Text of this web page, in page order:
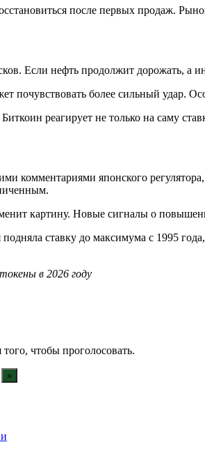
после первых продаж.
Если нефть продолжит дорожать, а
почувствовать более сильный удар.
реагирует не только на саму
комментариями японского
картину. Новые сигналы о
ставку до максимума с 1995
в 2026 году
того, чтобы проголосовать.